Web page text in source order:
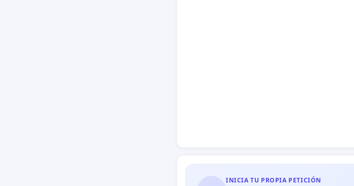
INICIA TU PROPIA PETICIÓN